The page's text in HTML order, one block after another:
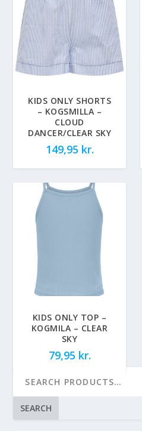
KIDS ONLY SHORTS
– KOGSMILLA –
CLOUD
DANCER/CLEAR SKY
149,95 kr.
KIDS ONLY TOP –
KOGMILA – CLEAR
SKY
79,95 kr.
SEARCH